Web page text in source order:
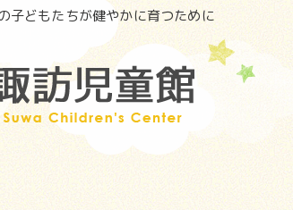
子どもたちが健やかに育つために